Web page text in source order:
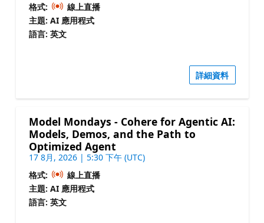
格式:
線上直播
主題: AI 應用程式
語言: 英文
詳細資料
Model Mondays - Cohere for Agentic AI:
Models, Demos, and the Path to
Optimized Agent
17 8月, 2026 | 5:30 下午 (UTC)
格式:
線上直播
主題: AI 應用程式
語言: 英文